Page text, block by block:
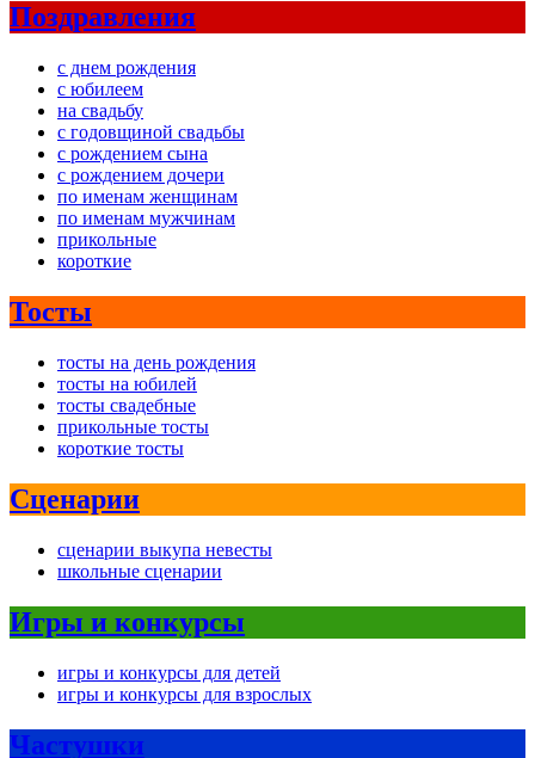
Поздравления
с днем рождения
с юбилеем
на свадьбу
с годовщиной свадьбы
с рождением сына
с рождением дочери
по именам женщинам
по именам мужчинам
прикольные
короткие
Тосты
тосты на день рождения
тосты на юбилей
тосты свадебные
прикольные тосты
короткие тосты
Сценарии
сценарии выкупа невесты
школьные сценарии
Игры и конкурсы
игры и конкурсы для детей
игры и конкурсы для взрослых
Частушки